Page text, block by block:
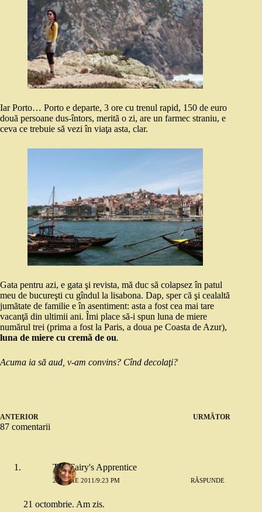
Iar Porto… Porto e departe, 3 ore cu trenul rapid, 150 de euro
două persoane dus-întors, merită o zi, are un farmec straniu, e
ceva ce trebuie să vezi în viaţa asta, clar.
Gata pentru azi, e gata şi revista, mă duc să colapsez în patul
meu de bucureşti cu gîndul la lisabona. Dap, sper că şi cealaltă
jumătate de familie e în asentiment: asta a fost cea mai tare
vacanţă din ultimii ani. Îmi place să-i spun luna de miere
numărul trei (prima a fost la Paris, a doua pe Coasta de Azur),
luna de miere cu cremă de ou.
Acuma ia să aud, v-am convins? Cînd decolaţi?
ANTERIOR URMĂTOR
87 comentarii
The Fairy's Apprentice
20 IULIE 2011/9:23 PM RĂSPUNDE
21 octombrie. Am zis.